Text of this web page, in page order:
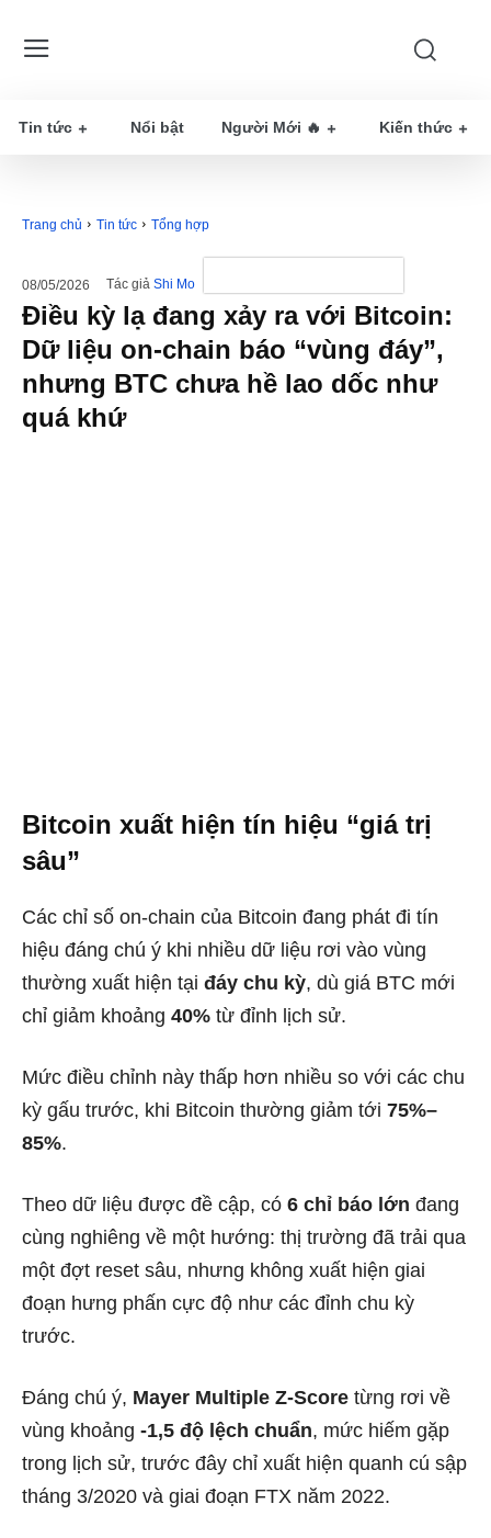
Tin tức Nổi bật Người Mới 🔥 Kiến thức
Trang chủ Tin tức Tổng hợp
08/05/2026 Tác giả Shi Mo
Điều kỳ lạ đang xảy ra với Bitcoin:
Dữ liệu on-chain báo “vùng đáy”,
nhưng BTC chưa hề lao dốc như
quá khứ
Bitcoin xuất hiện tín hiệu “giá trị
sâu”
Các chỉ số on-chain của Bitcoin đang phát đi tín
hiệu đáng chú ý khi nhiều dữ liệu rơi vào vùng
thường xuất hiện tại đáy chu kỳ, dù giá BTC mới
chỉ giảm khoảng 40% từ đỉnh lịch sử.
Mức điều chỉnh này thấp hơn nhiều so với các chu
kỳ gấu trước, khi Bitcoin thường giảm tới 75%–
85%.
Theo dữ liệu được đề cập, có 6 chỉ báo lớn đang
cùng nghiêng về một hướng: thị trường đã trải qua
một đợt reset sâu, nhưng không xuất hiện giai
đoạn hưng phấn cực độ như các đỉnh chu kỳ
trước.
Đáng chú ý, Mayer Multiple Z-Score từng rơi về
vùng khoảng -1,5 độ lệch chuẩn, mức hiếm gặp
trong lịch sử, trước đây chỉ xuất hiện quanh cú sập
tháng 3/2020 và giai đoạn FTX năm 2022.